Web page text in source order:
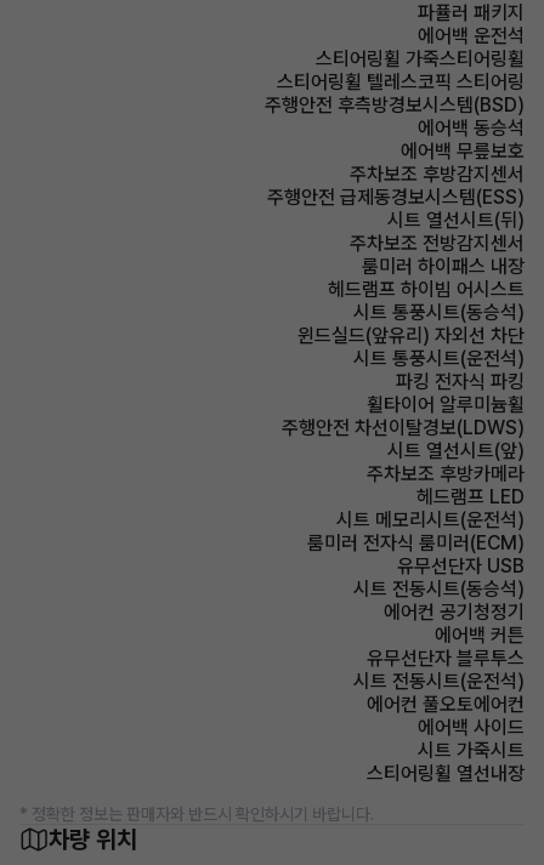
파퓰러 패키지
에어백 운전석
스티어링휠 가죽스티어링휠
스티어링휠 텔레스코픽 스티어링
주행안전 후측방경보시스템(BSD)
에어백 동승석
에어백 무릎보호
주차보조 후방감지센서
주행안전 급제동경보시스템(ESS)
시트 열선시트(뒤)
주차보조 전방감지센서
룸미러 하이패스 내장
헤드램프 하이빔 어시스트
시트 통풍시트(동승석)
윈드실드(앞유리) 자외선 차단
시트 통풍시트(운전석)
파킹 전자식 파킹
휠타이어 알루미늄휠
주행안전 차선이탈경보(LDWS)
시트 열선시트(앞)
주차보조 후방카메라
헤드램프 LED
시트 메모리시트(운전석)
룸미러 전자식 룸미러(ECM)
유무선단자 USB
시트 전동시트(동승석)
에어컨 공기청정기
에어백 커튼
유무선단자 블루투스
시트 전동시트(운전석)
에어컨 풀오토에어컨
에어백 사이드
시트 가죽시트
스티어링휠 열선내장
* 정확한 정보는 판매자와 반드시 확인하시기 바랍니다.
차량 위치